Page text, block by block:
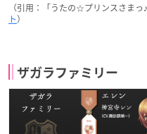
（引用：「うたの☆プリンスさま
ト）
ザガラファミリー